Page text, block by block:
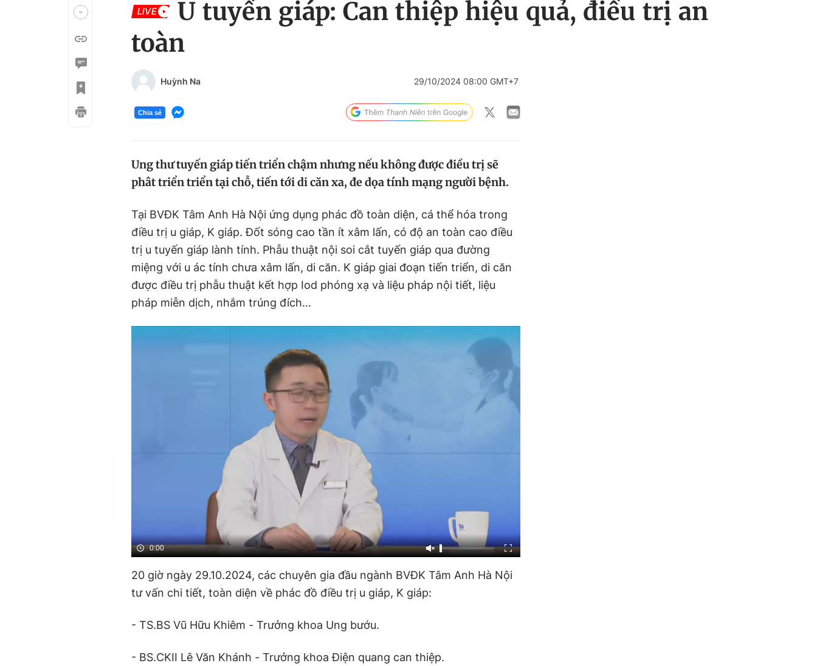
LIVE
U tuyến giáp: Can thiệp hiệu quả, điều trị an
toàn
Huỳnh Na 29/10/2024 08:00 GMT+7
Chia sẻ
Ung thư tuyến giáp tiến triển chậm nhưng nếu không được điều trị sẽ
phât triển triển tại chỗ, tiến tới di căn xa, đe dọa tính mạng người bệnh.
Tại BVĐK Tâm Anh Hà Nội ứng dụng phác đồ toàn diện, cá thể hóa trong
điều trị u giáp, K giáp. Đốt sóng cao tần ít xâm lấn, có độ an toàn cao điều
trị u tuyến giáp lành tính. Phẫu thuật nội soi cắt tuyến giáp qua đường
miệng với u ác tính chưa xâm lấn, di căn. K giáp giai đoạn tiến triển, di căn
được điều trị phẫu thuật kết hợp Iod phóng xạ và liệu pháp nội tiết, liệu
pháp miễn dịch, nhắm trúng đích…
0:00
20 giờ ngày 29.10.2024, các chuyên gia đầu ngành BVĐK Tâm Anh Hà Nội
tư vấn chi tiết, toàn diện về phác đồ điều trị u giáp, K giáp:
- TS.BS Vũ Hữu Khiêm - Trưởng khoa Ung bướu.
- BS.CKII Lê Văn Khánh - Trưởng khoa Điện quang can thiệp.